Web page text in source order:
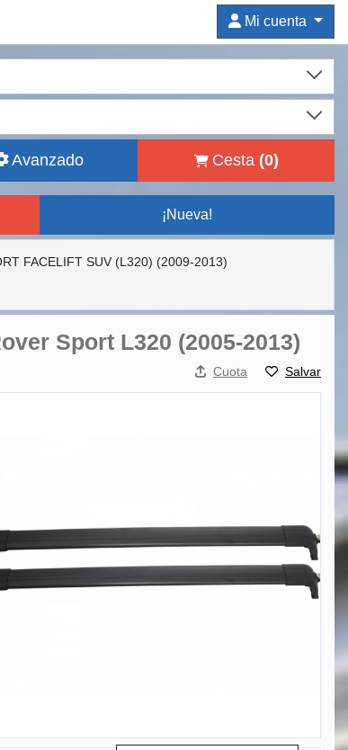
Mi cuenta
Avanzado Cesta (0)
¡Nueva!
FACELIFT SUV (L320) (2009-2013)
Sport L320 (2005-2013)
Cuota Salvar